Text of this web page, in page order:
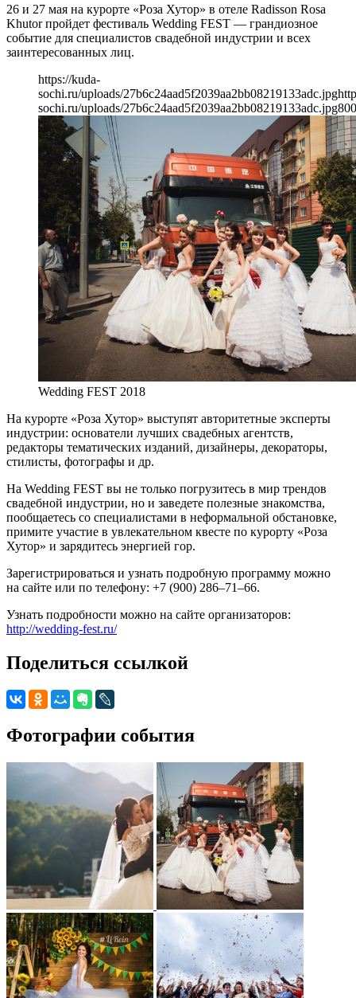
26 и 27 мая на курорте «Роза Хутор» в отеле Radisson Rosa
Khutor пройдет фестиваль Wedding FEST — грандиозное
событие для специалистов свадебной индустрии и всех
заинтересованных лиц.
https://kuda-
sochi.ru/uploads/27b6c24aad5f2039aa2bb08219133adc.jpg
sochi.ru/uploads/27b6c24aad5f2039aa2bb08219133adc.jpg800
Wedding FEST 2018
На курорте «Роза Хутор» выступят авторитетные эксперты
индустрии: основатели лучших свадебных агентств,
редакторы тематических изданий, дизайнеры, декораторы,
стилисты, фотографы и др.
На Wedding FEST вы не только погрузитесь в мир трендов
свадебной индустрии, но и заведете полезные знакомства,
пообщаетесь со специалистами в неформальной обстановке,
примите участие в увлекательном квесте по курорту «Роза
Хутор» и зарядитесь энергией гор.
Зарегистрироваться и узнать подробную программу можно
на сайте или по телефону: +7 (900) 286–71–66.
Узнать подробности можно на сайте организаторов:
http://wedding-fest.ru/
Поделиться ссылкой
Фотографии события